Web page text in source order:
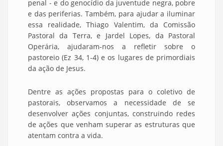
penal - e do genocídio da juventude negra, pobre
e das periferias. Também, para ajudar a iluminar
essa realidade, Thiago Valentim, da Comissão
Pastoral da Terra, e Jardel Lopes, da Pastoral
Operária, ajudaram-nos a refletir sobre o
pastoreio (Ez 34, 1-4) e os lugares de primordiais
da ação de Jesus.
Dentre as ações propostas para o coletivo de
pastorais, observamos a necessidade de se
desenvolver ações conjuntas, construindo redes
de ações que venham superar as estruturas que
atentam contra a vida.